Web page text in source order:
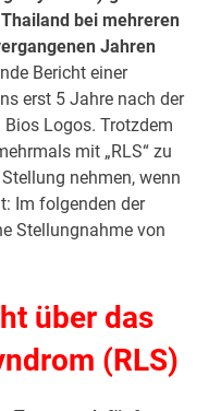
bei mehreren
Jahren
Bericht einer
erst 5 Jahre nach der
Logos. Trotzdem
mit „RLS“ zu
nehmen, wenn
Im folgenden der
Stellungnahme von
über das
(RLS)